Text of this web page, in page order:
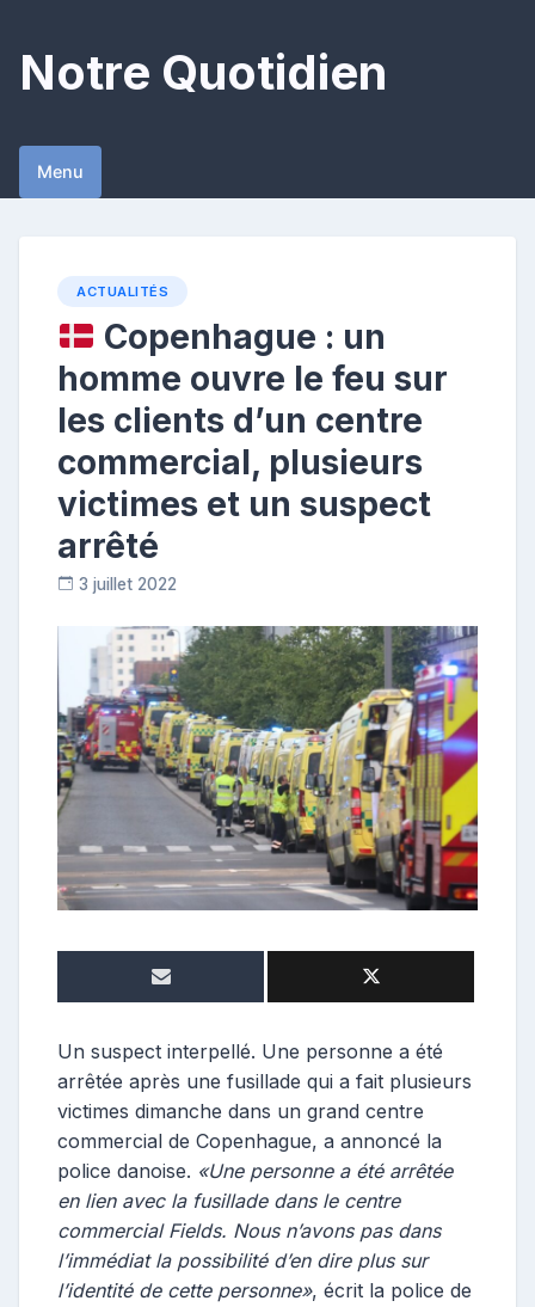
content
Notre Quotidien
Menu
ACTUALITÉS
Copenhague : un
homme ouvre le feu sur
les clients d’un centre
commercial, plusieurs
victimes et un suspect
arrêté
3 juillet 2022
e
p
o
s
t
e
u
r
Un suspect interpellé. Une personne a été
arrêtée après une fusillade qui a fait plusieurs
victimes dimanche dans un grand centre
commercial de Copenhague, a annoncé la
police danoise. «Une personne a été arrêtée
en lien avec la fusillade dans le centre
commercial Fields. Nous n’avons pas dans
l’immédiat la possibilité d’en dire plus sur
l’identité de cette personne», écrit la police de